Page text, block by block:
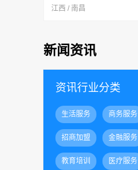
江西 / 南昌
新闻资讯
资讯行业分类
生活服务 商务服务
招商加盟 金融服务
教育培训 医疗服务